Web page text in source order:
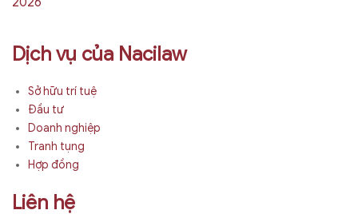
Dịch vụ của Nacilaw
Sở hữu trí tuệ
Đầu tư
Doanh nghiệp
Tranh tụng
Hợp đồng
Liên hệ